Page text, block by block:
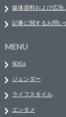
媒体資料および広告
記事に関するお問い
MENU
SDGs
ジェンダー
ライフスタイル
エンタメ